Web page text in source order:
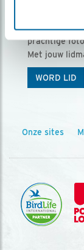
Ontvang
Vogels is het
prachtige
Met jouw
WORD LID
Onze sites